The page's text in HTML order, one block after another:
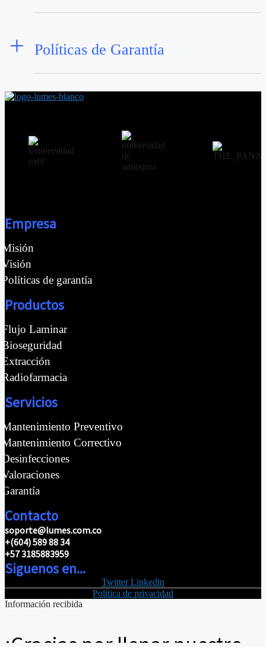
+ Políticas de Garantía
Empresa
Misión
Visión
Políticas de garantía
Productos
Flujo Laminar
Bioseguridad
Extracción
Radiofarmacia
Servicios
Mantenimiento Preventivo
Mantenimiento Correctivo
Desinfecciones
Valoraciones
Garantía
Contacto
soporte@lumes.com.co
+(604) 589 88 34
+57 3185883959
Siguenos en...
Twitter Linkedin
Política de privacidad
Información recibida